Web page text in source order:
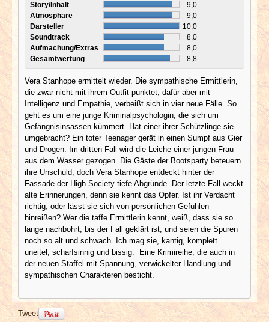
Story/Inhalt
9,0
Atmosphäre
9,0
Darsteller
10,0
Soundtrack
8,0
Aufmachung/Extras
8,0
Gesamtwertung
8,8
Vera Stanhope ermittelt wieder. Die sympathische Ermittlerin,
die zwar nicht mit ihrem Outfit punktet, dafür aber mit
Intelligenz und Empathie, verbeißt sich in vier neue Fälle. So
geht es um eine junge Kriminalpsychologin, die sich um
Gefängnisinsassen kümmert. Hat einer ihrer Schützlinge sie
umgebracht? Ein toter Teenager gerät in einen Sumpf aus Gier
und Drogen. Im dritten Fall wird die Leiche einer jungen Frau
aus dem Wasser gezogen. Die Gäste der Bootsparty beteuern
ihre Unschuld, doch Vera Stanhope entdeckt hinter der
Fassade der High Society tiefe Abgründe. Der letzte Fall weckt
alte Erinnerungen, denn sie kennt das Opfer. Ist ihr Verdacht
richtig, oder lässt sie sich von persönlichen Gefühlen
hinreißen? Wer die taffe Ermittlerin kennt, weiß, dass sie so
lange nachbohrt, bis der Fall geklärt ist, und seien die Spuren
noch so alt und schwach. Ich mag sie, kantig, komplett
uneitel, scharfsinnig und bissig. Eine Krimireihe, die auch in
der neuen Staffel mit Spannung, verwickelter Handlung und
sympathischen Charakteren besticht.
Tweet